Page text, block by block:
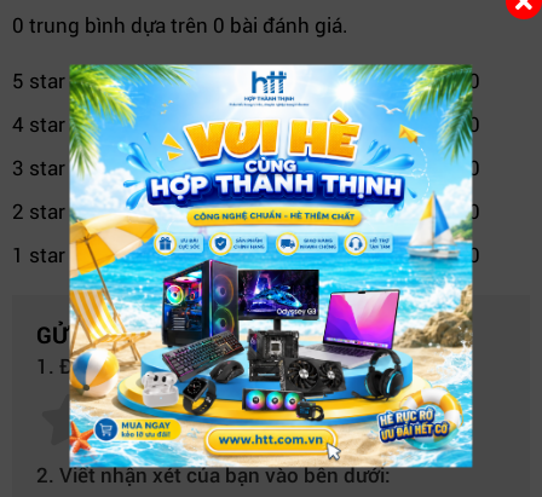
Camera IP 2MP DAHUA DH-IPC-HDBW3249RP-ZAS-IL –
Hình ảnh sắc nét, zoom linh hoạt
0 trung bình dựa trên 0 bài đánh giá.
5 star
0
4 star
0
3 star
0
2 star
0
1 star
0
GỬI NHẬN XÉT CỦA BẠN
1. Đánh giá của bạn về sản phẩm này:
2. Viết nhận xét của bạn vào bên dưới: